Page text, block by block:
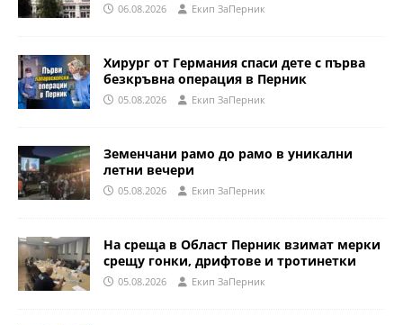
06.08.2026 Eкип ЗаПерник
Хирург от Германия спаси дете с първа
безкръвна операция в Перник
05.08.2026 Eкип ЗаПерник
Земенчани рамо до рамо в уникални
летни вечери
05.08.2026 Eкип ЗаПерник
На среща в Област Перник взимат мерки
срещу гонки, дрифтове и тротинетки
05.08.2026 Eкип ЗаПерник